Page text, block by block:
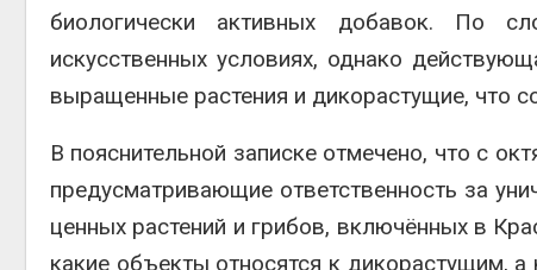
биологически активных добавок. По
искусственных условиях, однако
выращенные растения и дикорастущие, что
В пояснительной записке отмечено, что с
предусматривающие ответственность за
ценных растений и грибов, включённых в
какие объекты относятся к дикорастущим,